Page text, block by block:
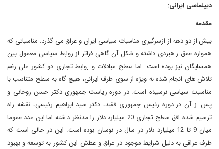
دیپلماسی ایرانی:
مقدمه
بیش از دو دهه از ازسرگیری مناسبات سیاسی ایران و عراق می گذرد. مناسباتی که
همواره عمق راهبردی داشته و شکل آن گاهی فراتر از روابط سیاسی معمول بین
همسایگان نیز بوده است. اما سطح مبادلات و روابط تجاری دو کشور علی رغم
تلاش های انجام شده به ویژه از سوی طرف ایرانی، هیچ گاه به سطح متناسب با
مناسبات سیاسی نرسیده است. در دوره ریاست جمهوری دکتر حسن روحانی و
پس از آن در دوره رئیس جمهوری فقید، دکتر سید ابراهیم رئیسی، نقشه راه
ترسیم شده افق سطح تجاری 20 میلیارد دلار را مدنظر داشته اما این عدد عموما
میان 9 تا 12 میلیارد دلار در سال در نوسان بوده است. این در حالی است که
طرف عراقی به دلیل شرایط موجود در عراق و عطش این کشور به توسعه و بهبود